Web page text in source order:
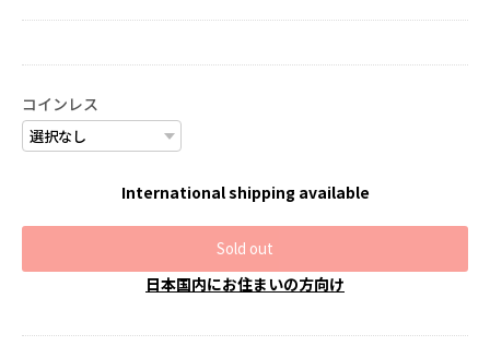
コインレス
International shipping available
Sold out
日本国内にお住まいの方向け